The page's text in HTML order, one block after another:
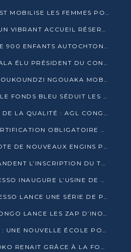
L’OFC CUVETTE-OUEST MOBILISE LES FEMMES POUR ACCUEILLIR LE PRÉSIDENT DE LA RÉPUBLIQUE
VISITE DE TRAVAIL : UN VIBRANT ACCUEIL RÉSERVÉ À DENIS SASSOU-N’GUESSO PAR L’ASSOCIATION « LES AMIS DE WOMO »
LÉKOUMOU : PLUS DE 900 ENFANTS AUTOCHTONES REÇOIVENT DES KITS SCOLAIRES GRÂCE À L’ESPACE OPOKO
PASCAL TSATY-MABIALA ÉLU PRÉSIDENT DU CONSEIL NATIONAL DE L’UPADS
LA SECTION 1-PCT MOUKOUNDZI NGOUAKA MOBILISE 100 000 FCFA POUR LE 6ᵉ CONGRÈS DU PARTI
BASSIN DU CONGO : LE FONDS BLEU SÉDUIT LES BAILLEURS À BELÉM
JOURNÉE MONDIALE DE LA QUALITÉ : AGL CONGO FORME ET SENSIBILISE LES JEUNES TALENTS
L’ACPE LANCE LA CERTIFICATION OBLIGATOIRE DES CONTRATS DE TRAVAIL DES TRANSPORTEURS
POINTE-NOIRE SE DOTE DE NOUVEAUX ENGINS POUR L’ASSAINISSEMENT ET L’ENTRETIEN ROUTIER
DES MÉDECINS DEMANDENT L’INSCRIPTION DU TRAITEMENT DU PIED-BOT DANS LES CURSUS UNIVERSITAIRES
DÉNIS SASSOU N’GUESSO INAUGURE L’USINE DE VALORISATION DU GAZ ASSOCIÉ
DENIS SASSOU-N’GUESSO LANCE UNE SÉRIE DE PROJETS DANS LE KOUILOU
AGRICULTURE : LE CONGO LANCE LES ZAP D’INONI ET YONO
BE GREEN ACADEMY : UNE NOUVELLE ÉCOLE POUR LES MÉTIERS DE L’ÉCOLOGIE À POINTE-NOIRE
L’ÉCOLE PIERRE NZOKO RENAIT GRÂCE À LA FONDATION MUCODEC